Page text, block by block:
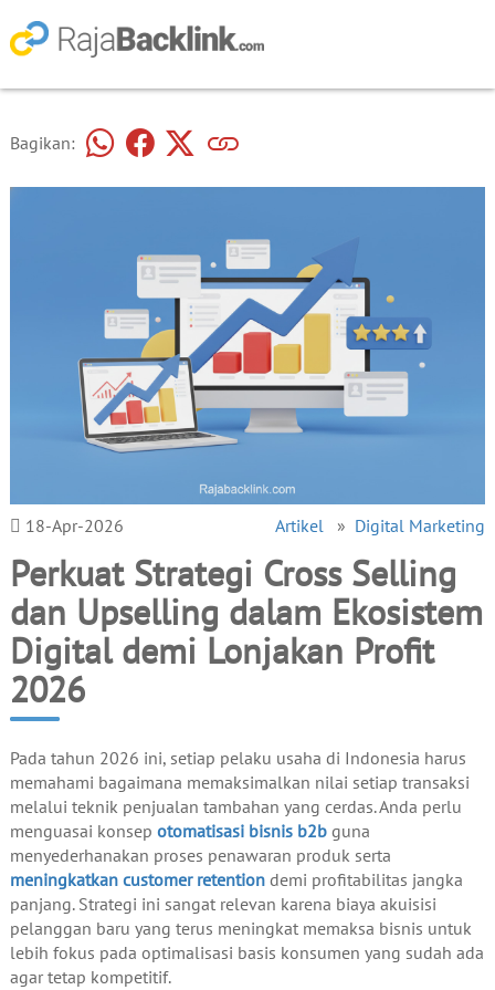
Bagikan:
18-Apr-2026 Artikel » Digital Marketing
Perkuat Strategi Cross Selling
dan Upselling dalam Ekosistem
Digital demi Lonjakan Profit
2026
Pada tahun 2026 ini, setiap pelaku usaha di Indonesia harus
memahami bagaimana memaksimalkan nilai setiap transaksi
melalui teknik penjualan tambahan yang cerdas. Anda perlu
menguasai konsep otomatisasi bisnis b2bguna
menyederhanakan proses penawaran produk serta
meningkatkan customer retentiondemi profitabilitas jangka
panjang. Strategi ini sangat relevan karena biaya akuisisi
pelanggan baru yang terus meningkat memaksa bisnis untuk
lebih fokus pada optimalisasi basis konsumen yang sudah ada
agar tetap kompetitif.